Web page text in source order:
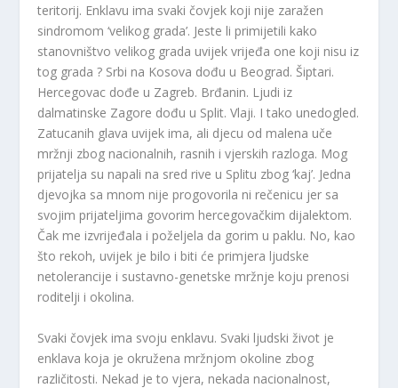
teritorij. Enklavu ima svaki čovjek koji nije zaražen
sindromom ‘velikog grada’. Jeste li primijetili kako
stanovništvo velikog grada uvijek vrijeđa one koji nisu iz
tog grada ? Srbi na Kosova dođu u Beograd. Šiptari.
Hercegovac dođe u Zagreb. Brđanin. Ljudi iz
dalmatinske Zagore dođu u Split. Vlaji. I tako unedogled.
Zatucanih glava uvijek ima, ali djecu od malena uče
mržnji zbog nacionalnih, rasnih i vjerskih razloga. Mog
prijatelja su napali na sred rive u Splitu zbog ‘kaj’. Jedna
djevojka sa mnom nije progovorila ni rečenicu jer sa
svojim prijateljima govorim hercegovačkim dijalektom.
Čak me izvrijeđala i poželjela da gorim u paklu. No, kao
što rekoh, uvijek je bilo i biti će primjera ljudske
netolerancije i sustavno-genetske mržnje koju prenosi
roditelji i okolina.
Svaki čovjek ima svoju enklavu. Svaki ljudski život je
enklava koja je okružena mržnjom okoline zbog
različitosti. Nekad je to vjera, nekada nacionalnost,